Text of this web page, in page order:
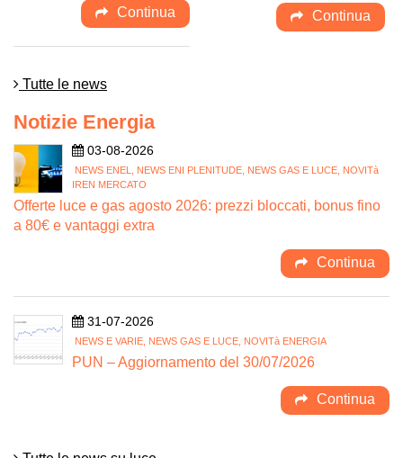
Continua Continua
Tutte le news
Notizie Energia
03-08-2026
NEWS ENEL, NEWS ENI PLENITUDE, NEWS GAS E LUCE, NOVITà
IREN MERCATO
Offerte luce e gas agosto 2026: prezzi bloccati, bonus fino
a 80€ e vantaggi extra
Continua
31-07-2026
NEWS E VARIE, NEWS GAS E LUCE, NOVITà ENERGIA
PUN – Aggiornamento del 30/07/2026
Continua